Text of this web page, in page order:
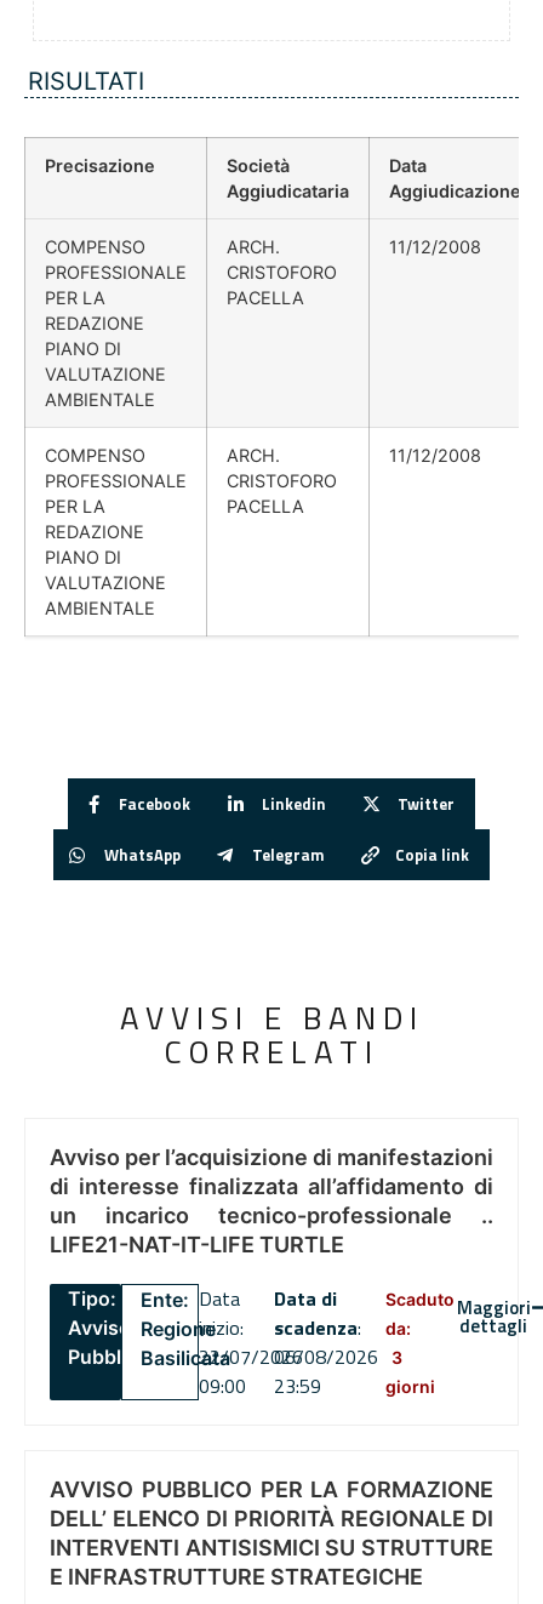
RISULTATI
Precisazione
Società
Aggiudicataria
Data
Aggiudicazione
COMPENSO
PROFESSIONALE
PER LA
REDAZIONE
PIANO DI
VALUTAZIONE
AMBIENTALE
ARCH.
CRISTOFORO
PACELLA
11/12/2008
COMPENSO
PROFESSIONALE
PER LA
REDAZIONE
PIANO DI
VALUTAZIONE
AMBIENTALE
ARCH.
CRISTOFORO
PACELLA
11/12/2008
Facebook Linkedin Twitter
WhatsApp Telegram Copia link
AVVISI E BANDI
CORRELATI
Avviso per l’acquisizione di manifestazioni
di interesse finalizzata all’affidamento di
un incarico tecnico-professionale ..
LIFE21-NAT-IT-LIFE TURTLE
Tipo:
Avviso
Pubblico
Ente:
Regione
Basilicata
Data
inizio:
22/07/2026
09:00
Data di
scadenza:
06/08/2026
23:59
Scaduto
da:
3
giorni
Maggiori
dettagli
AVVISO PUBBLICO PER LA FORMAZIONE
DELL’ ELENCO DI PRIORITÀ REGIONALE DI
INTERVENTI ANTISISMICI SU STRUTTURE
E INFRASTRUTTURE STRATEGICHE